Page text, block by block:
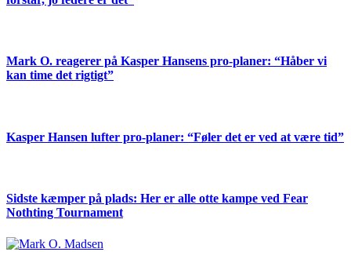
Mark O. reagerer på Kasper Hansens pro-planer: “Håber vi
kan time det rigtigt”
Kasper Hansen lufter pro-planer: “Føler det er ved at være tid”
Sidste kæmper på plads: Her er alle otte kampe ved Fear
Nothting Tournament